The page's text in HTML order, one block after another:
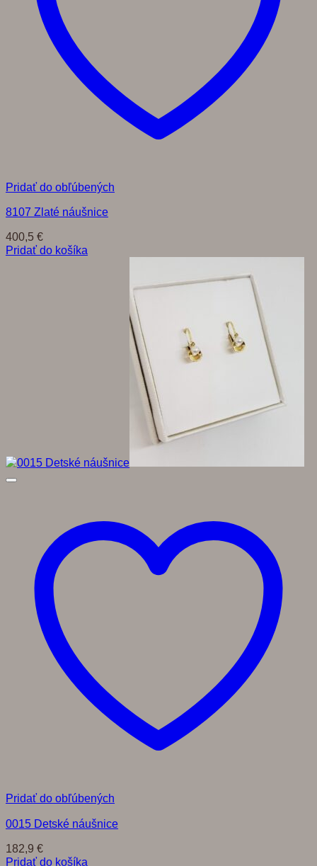
Pridať do obľúbených
8107 Zlaté náušnice
400,5 €
Pridať do košíka
Pridať do obľúbených
0015 Detské náušnice
182,9 €
Pridať do košíka